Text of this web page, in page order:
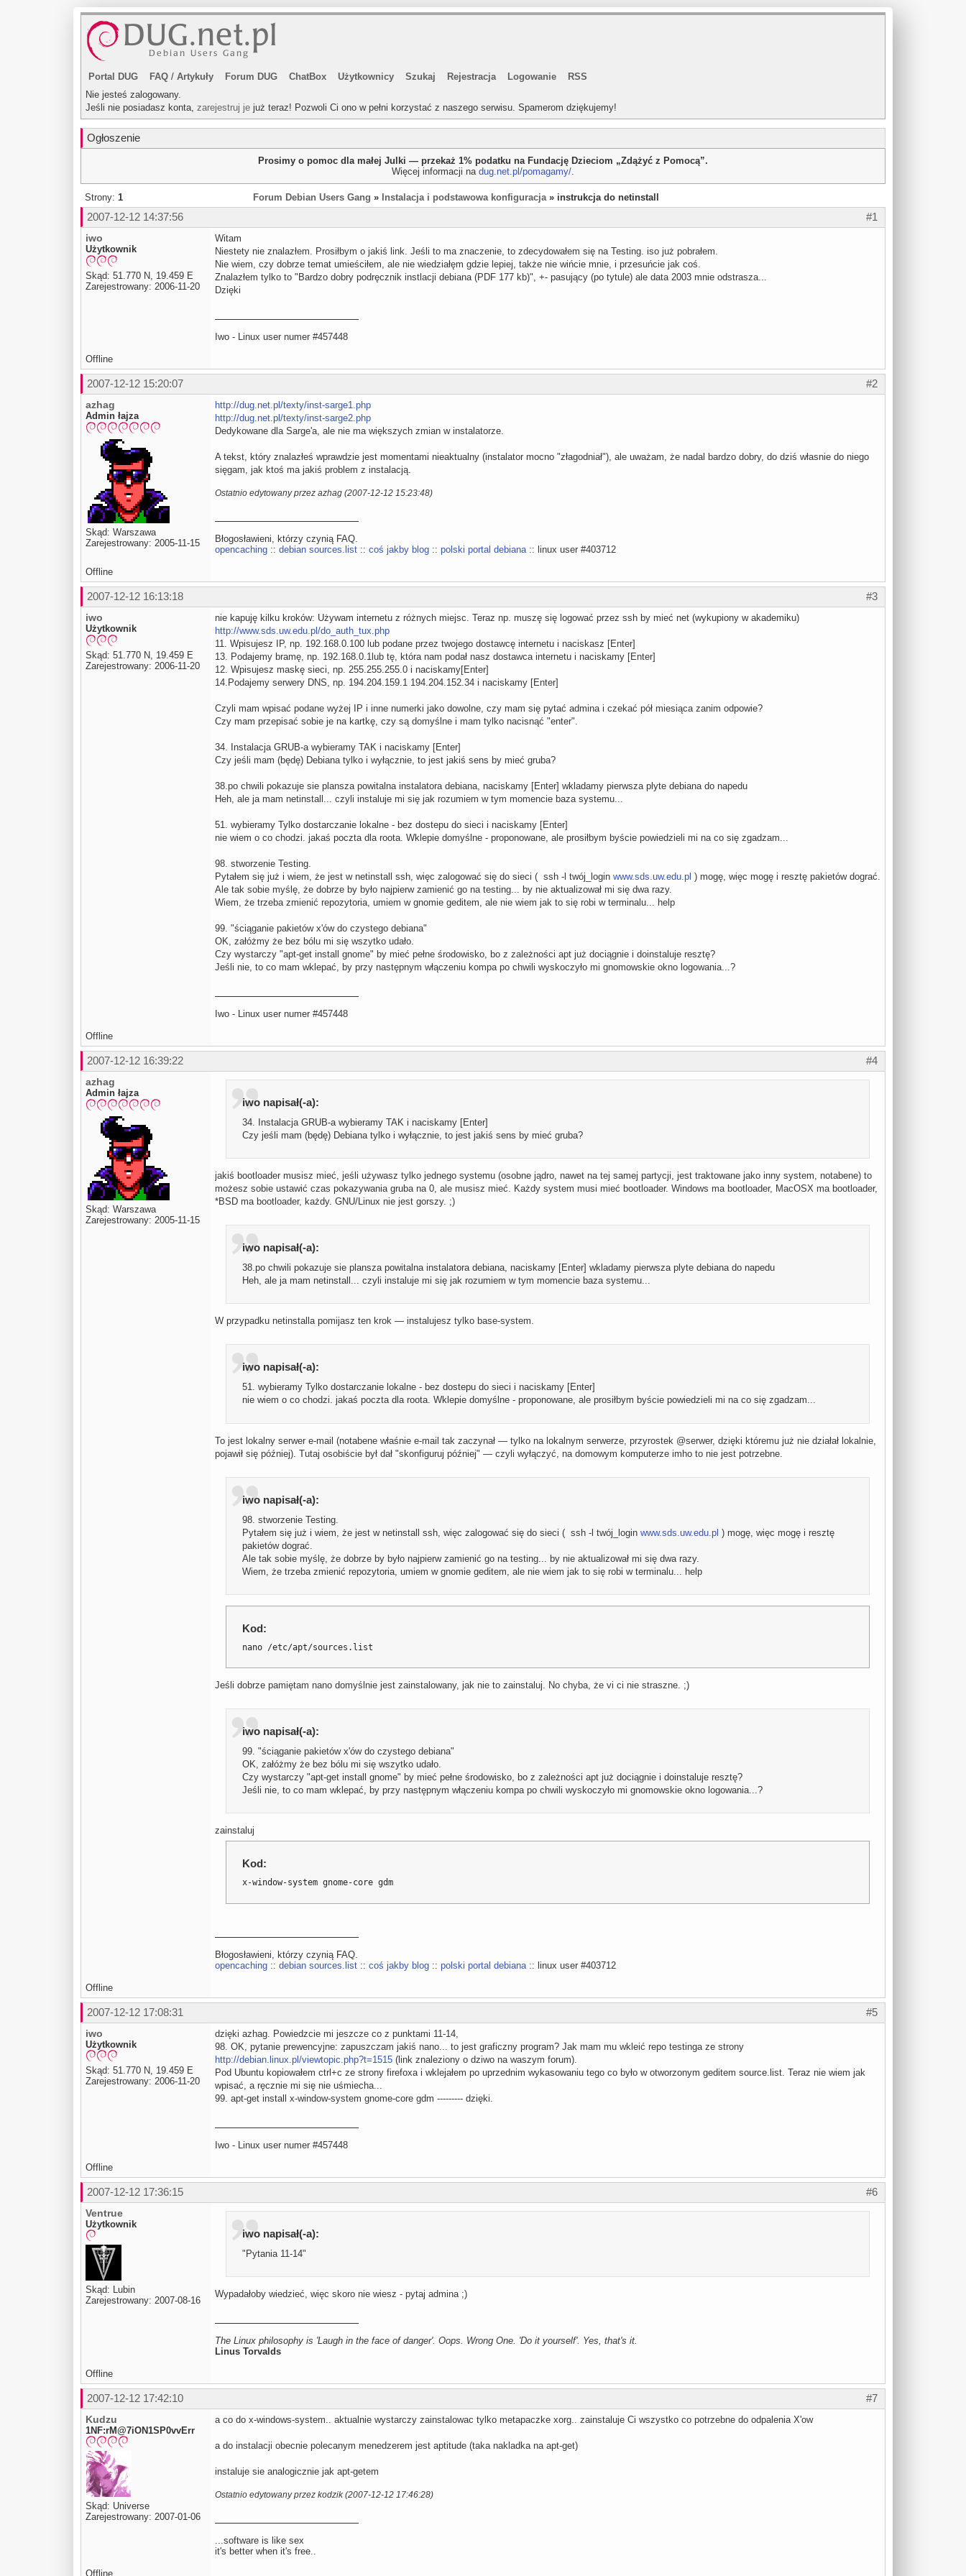
Portal DUG FAQ / Artykuły Forum DUG ChatBox Użytkownicy Szukaj Rejestracja Logowanie
RSS
Nie jesteś zalogowany.
Jeśli nie posiadasz konta, zarejestruj je już teraz! Pozwoli Ci ono w pełni korzystać z naszego serwisu. Spamerom dziękujemy!
Ogłoszenie
Prosimy o pomoc dla małej Julki — przekaż 1% podatku na Fundację Dzieciom „Zdążyć z Pomocą”.
Więcej informacji na dug.net.pl/pomagamy/.
Strony: 1 Forum Debian Users Gang » Instalacja i podstawowa konfiguracja» instrukcja do netinstall
#1
2007-12-12 14:37:56
iwo
Użytkownik
Skąd: 51.770 N, 19.459 E
Zarejestrowany: 2006-11-20
Witam
Niestety nie znalazłem. Prosiłbym o jakiś link. Jeśli to ma znaczenie, to zdecydowałem się na Testing. iso już pobrałem.
Nie wiem, czy dobrze temat umieściłem, ale nie wiedziałęm gdzie lepiej, także nie wińcie mnie, i przesuńcie jak coś.
Znalazłem tylko to "Bardzo dobry podręcznik instlacji debiana (PDF 177 kb)", +- pasujący (po tytule) ale data 2003 mnie odstrasza...
Dzięki
Iwo - Linux user numer #457448
Offline
#2
2007-12-12 15:20:07
azhag
Admin łajza
Skąd: Warszawa
Zarejestrowany: 2005-11-15
http://dug.net.pl/texty/inst-sarge1.php
http://dug.net.pl/texty/inst-sarge2.php
Dedykowane dla Sarge'a, ale nie ma większych zmian w instalatorze.
A tekst, który znalazłeś wprawdzie jest momentami nieaktualny (instalator mocno "złagodniał"), ale uważam, że nadal bardzo dobry, do dziś własnie do niego
sięgam, jak ktoś ma jakiś problem z instalacją.
Ostatnio edytowany przez azhag (2007-12-12 15:23:48)
Błogosławieni, którzy czynią FAQ.
opencaching :: debian sources.list :: coś jakby blog :: polski portal debiana:: linux user #403712
Offline
#3
2007-12-12 16:13:18
iwo
Użytkownik
Skąd: 51.770 N, 19.459 E
Zarejestrowany: 2006-11-20
nie kapuję kilku kroków: Używam internetu z różnych miejsc. Teraz np. muszę się logować przez ssh by mieć net (wykupiony w akademiku)
http://www.sds.uw.edu.pl/do_auth_tux.php
11. Wpisujesz IP, np. 192.168.0.100 lub podane przez twojego dostawcę internetu i naciskasz [Enter]
13. Podajemy bramę, np. 192.168.0.1lub tę, która nam podał nasz dostawca internetu i naciskamy [Enter]
12. Wpisujesz maskę sieci, np. 255.255.255.0 i naciskamy[Enter]
14.Podajemy serwery DNS, np. 194.204.159.1 194.204.152.34 i naciskamy [Enter]
Czyli mam wpisać podane wyżej IP i inne numerki jako dowolne, czy mam się pytać admina i czekać pół miesiąca zanim odpowie?
Czy mam przepisać sobie je na kartkę, czy są domyślne i mam tylko nacisnąć "enter".
34. Instalacja GRUB-a wybieramy TAK i naciskamy [Enter]
Czy jeśli mam (będę) Debiana tylko i wyłącznie, to jest jakiś sens by mieć gruba?
38.po chwili pokazuje sie plansza powitalna instalatora debiana, naciskamy [Enter] wkladamy pierwsza plyte debiana do napedu
Heh, ale ja mam netinstall... czyli instaluje mi się jak rozumiem w tym momencie baza systemu...
51. wybieramy Tylko dostarczanie lokalne - bez dostepu do sieci i naciskamy [Enter]
nie wiem o co chodzi. jakaś poczta dla roota. Wklepie domyślne - proponowane, ale prosiłbym byście powiedzieli mi na co się zgadzam...
98. stworzenie Testing.
Pytałem się już i wiem, że jest w netinstall ssh, więc zalogować się do sieci ( ssh -l twój_login www.sds.uw.edu.pl ) mogę, więc mogę i resztę pakietów dograć.
Ale tak sobie myślę, że dobrze by było najpierw zamienić go na testing... by nie aktualizował mi się dwa razy.
Wiem, że trzeba zmienić repozytoria, umiem w gnomie geditem, ale nie wiem jak to się robi w terminalu... help
99. "ściąganie pakietów x'ów do czystego debiana"
OK, załóżmy że bez bólu mi się wszytko udało.
Czy wystarczy "apt-get install gnome" by mieć pełne środowisko, bo z zależności apt już dociągnie i doinstaluje resztę?
Jeśli nie, to co mam wklepać, by przy następnym włączeniu kompa po chwili wyskoczyło mi gnomowskie okno logowania...?
Iwo - Linux user numer #457448
Offline
#4
2007-12-12 16:39:22
azhag
Admin łajza
Skąd: Warszawa
Zarejestrowany: 2005-11-15
iwo napisał(-a):
34. Instalacja GRUB-a wybieramy TAK i naciskamy [Enter]
Czy jeśli mam (będę) Debiana tylko i wyłącznie, to jest jakiś sens by mieć gruba?
jakiś bootloader musisz mieć, jeśli używasz tylko jednego systemu (osobne jądro, nawet na tej samej partycji, jest traktowane jako inny system, notabene) to
możesz sobie ustawić czas pokazywania gruba na 0, ale musisz mieć. Każdy system musi mieć bootloader. Windows ma bootloader, MacOSX ma bootloader,
*BSD ma bootloader, każdy. GNU/Linux nie jest gorszy. ;)
iwo napisał(-a):
38.po chwili pokazuje sie plansza powitalna instalatora debiana, naciskamy [Enter] wkladamy pierwsza plyte debiana do napedu
Heh, ale ja mam netinstall... czyli instaluje mi się jak rozumiem w tym momencie baza systemu...
W przypadku netinstalla pomijasz ten krok — instalujesz tylko base-system.
iwo napisał(-a):
51. wybieramy Tylko dostarczanie lokalne - bez dostepu do sieci i naciskamy [Enter]
nie wiem o co chodzi. jakaś poczta dla roota. Wklepie domyślne - proponowane, ale prosiłbym byście powiedzieli mi na co się zgadzam...
To jest lokalny serwer e-mail (notabene właśnie e-mail tak zaczynał — tylko na lokalnym serwerze, przyrostek @serwer, dzięki któremu już nie działał lokalnie,
pojawił się później). Tutaj osobiście był dał "skonfiguruj później" — czyli wyłączyć, na domowym komputerze imho to nie jest potrzebne.
iwo napisał(-a):
98. stworzenie Testing.
Pytałem się już i wiem, że jest w netinstall ssh, więc zalogować się do sieci ( ssh -l twój_loginwww.sds.uw.edu.pl ) mogę, więc mogę i resztę
pakietów dograć.
Ale tak sobie myślę, że dobrze by było najpierw zamienić go na testing... by nie aktualizował mi się dwa razy.
Wiem, że trzeba zmienić repozytoria, umiem w gnomie geditem, ale nie wiem jak to się robi w terminalu... help
Kod:
nano /etc/apt/sources.list
Jeśli dobrze pamiętam nano domyślnie jest zainstalowany, jak nie to zainstaluj. No chyba, że vi ci nie straszne. ;)
iwo napisał(-a):
99. "ściąganie pakietów x'ów do czystego debiana"
OK, załóżmy że bez bólu mi się wszytko udało.
Czy wystarczy "apt-get install gnome" by mieć pełne środowisko, bo z zależności apt już dociągnie i doinstaluje resztę?
Jeśli nie, to co mam wklepać, by przy następnym włączeniu kompa po chwili wyskoczyło mi gnomowskie okno logowania...?
zainstaluj
Kod:
x-window-system gnome-core gdm
Błogosławieni, którzy czynią FAQ.
opencaching :: debian sources.list :: coś jakby blog :: polski portal debiana :: linux user #403712
Offline
#5
2007-12-12 17:08:31
iwo
Użytkownik
Skąd: 51.770 N, 19.459 E
Zarejestrowany: 2006-11-20
dzięki azhag. Powiedzcie mi jeszcze co z punktami 11-14,
98. OK, pytanie prewencyjne: zapuszczam jakiś nano... to jest graficzny program? Jak mam mu wkleić repo testinga ze strony
http://debian.linux.pl/viewtopic.php?t=1515 (link znaleziony o dziwo na waszym forum).
Pod Ubuntu kopiowałem ctrl+c ze strony firefoxa i wklejałem po uprzednim wykasowaniu tego co było w otworzonym geditem source.list. Teraz nie wiem jak
wpisać, a ręcznie mi się nie uśmiecha...
99. apt-get install x-window-system gnome-core gdm --------- dzięki.
Iwo - Linux user numer #457448
Offline
#6
2007-12-12 17:36:15
Ventrue
Użytkownik
Skąd: Lubin
Zarejestrowany: 2007-08-16
iwo napisał(-a):
"Pytania 11-14"
Wypadałoby wiedzieć, więc skoro nie wiesz - pytaj admina ;)
The Linux philosophy is 'Laugh in the face of danger'. Oops. Wrong One. 'Do it yourself'. Yes, that's it.
Linus Torvalds
Offline
#7
2007-12-12 17:42:10
Kudzu
1NF:rM@7iON1SP0vvErr
Skąd: Universe
Zarejestrowany: 2007-01-06
a co do x-windows-system.. aktualnie wystarczy zainstalowac tylko metapaczke xorg.. zainstaluje Ci wszystko co potrzebne do odpalenia X'ow
a do instalacji obecnie polecanym menedzerem jest aptitude (taka nakladka na apt-get)
instaluje sie analogicznie jak apt-getem
Ostatnio edytowany przez kodzik (2007-12-12 17:46:28)
...software is like sex
it's better when it's free..
Offline